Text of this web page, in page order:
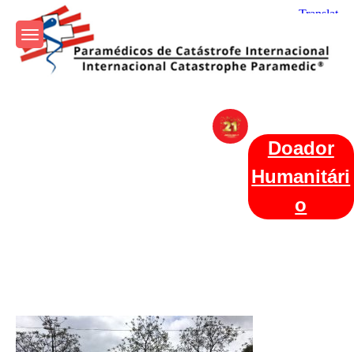
content
Internacional
Doador
Humanitári
o